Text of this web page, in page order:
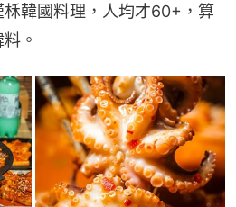
韓國料理，人均才60+，算
。